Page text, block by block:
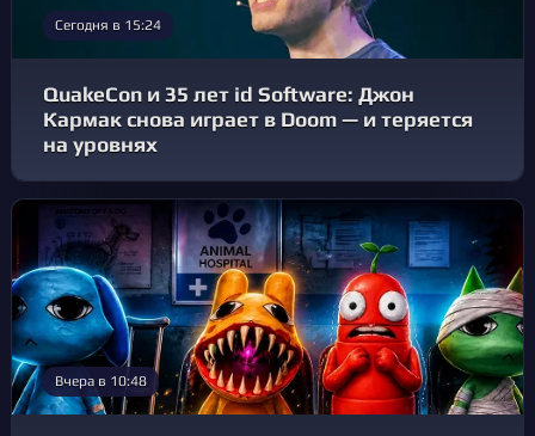
Сегодня в 15:24
QuakeCon и 35 лет id Software: Джон
Кармак снова играет в Doom — и теряется
на уровнях
Вчера в 10:48